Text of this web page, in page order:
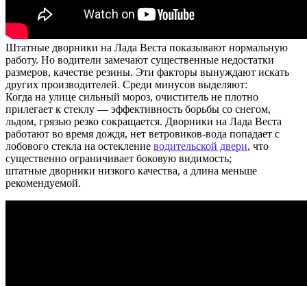
Штатные дворники на Лада Веста показывают нормальную
работу. Но водители замечают существенные недостатки
размеров, качестве резины. Эти факторы вынуждают искать
других производителей. Среди минусов выделяют:
Когда на улице сильный мороз, очиститель не плотно
прилегает к стеклу — эффективность борьбы со снегом,
льдом, грязью резко сокращается. Дворники на Лада Веста
работают во время дождя, нет ветровиков-вода попадает с
лобового стекла на остекление водительской двери, что
существенно ограничивает боковую видимость;
штатные дворники низкого качества, а длина меньше
рекомендуемой.